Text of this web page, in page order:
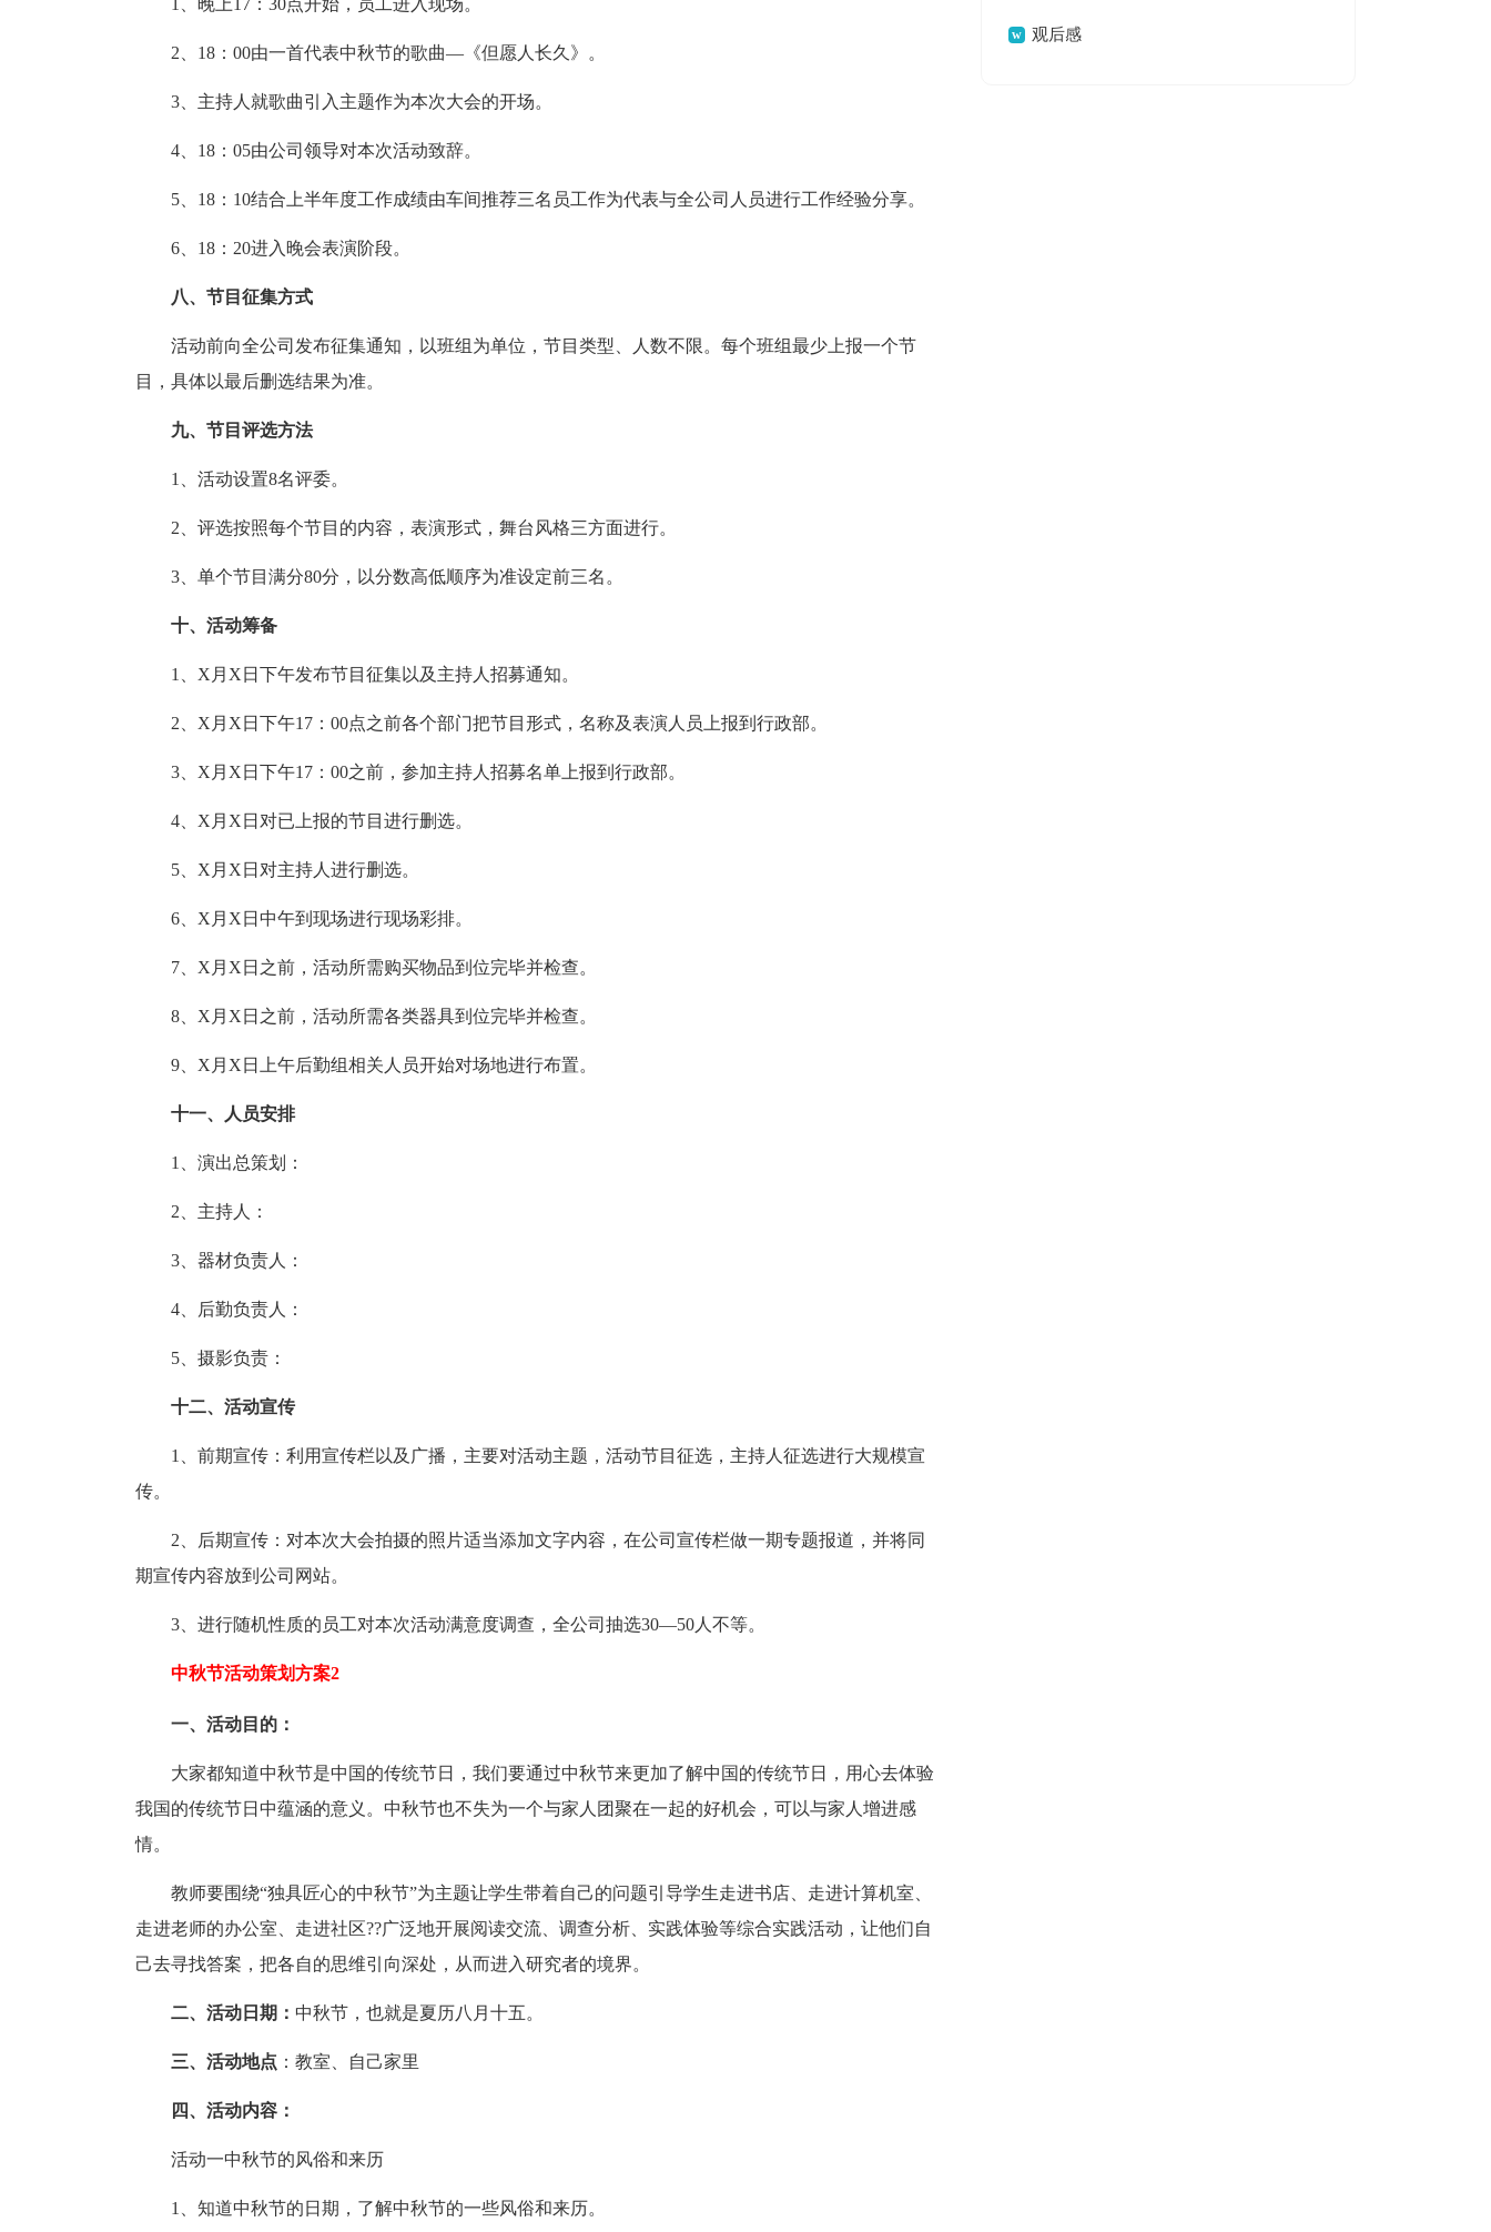
1、晚上17：30点开始，员工进入现场。
2、18：00由一首代表中秋节的歌曲—《但愿人长久》。
3、主持人就歌曲引入主题作为本次大会的开场。
4、18：05由公司领导对本次活动致辞。
5、18：10结合上半年度工作成绩由车间推荐三名员工作为代表与全公司人员进行工作经验分享。
6、18：20进入晚会表演阶段。
八、节目征集方式
活动前向全公司发布征集通知，以班组为单位，节目类型、人数不限。每个班组最少上报一个节
目，具体以最后删选结果为准。
九、节目评选方法
1、活动设置8名评委。
2、评选按照每个节目的内容，表演形式，舞台风格三方面进行。
3、单个节目满分80分，以分数高低顺序为准设定前三名。
十、活动筹备
1、X月X日下午发布节目征集以及主持人招募通知。
2、X月X日下午17：00点之前各个部门把节目形式，名称及表演人员上报到行政部。
3、X月X日下午17：00之前，参加主持人招募名单上报到行政部。
4、X月X日对已上报的节目进行删选。
5、X月X日对主持人进行删选。
6、X月X日中午到现场进行现场彩排。
7、X月X日之前，活动所需购买物品到位完毕并检查。
8、X月X日之前，活动所需各类器具到位完毕并检查。
9、X月X日上午后勤组相关人员开始对场地进行布置。
十一、人员安排
1、演出总策划：
2、主持人：
3、器材负责人：
4、后勤负责人：
5、摄影负责：
十二、活动宣传
1、前期宣传：利用宣传栏以及广播，主要对活动主题，活动节目征选，主持人征选进行大规模宣
传。
2、后期宣传：对本次大会拍摄的照片适当添加文字内容，在公司宣传栏做一期专题报道，并将同
期宣传内容放到公司网站。
3、进行随机性质的员工对本次活动满意度调查，全公司抽选30—50人不等。
中秋节活动策划方案2
一、活动目的：
大家都知道中秋节是中国的传统节日，我们要通过中秋节来更加了解中国的传统节日，用心去体验
我国的传统节日中蕴涵的意义。中秋节也不失为一个与家人团聚在一起的好机会，可以与家人增进感
情。
教师要围绕“独具匠心的中秋节”为主题让学生带着自己的问题引导学生走进书店、走进计算机室、
走进老师的办公室、走进社区??广泛地开展阅读交流、调查分析、实践体验等综合实践活动，让他们自
己去寻找答案，把各自的思维引向深处，从而进入研究者的境界。
二、活动日期： 中秋节，也就是夏历八月十五。
三、活动地点 ：教室、自己家里
四、活动内容：
活动一中秋节的风俗和来历
1、知道中秋节的日期，了解中秋节的一些风俗和来历。
观后感